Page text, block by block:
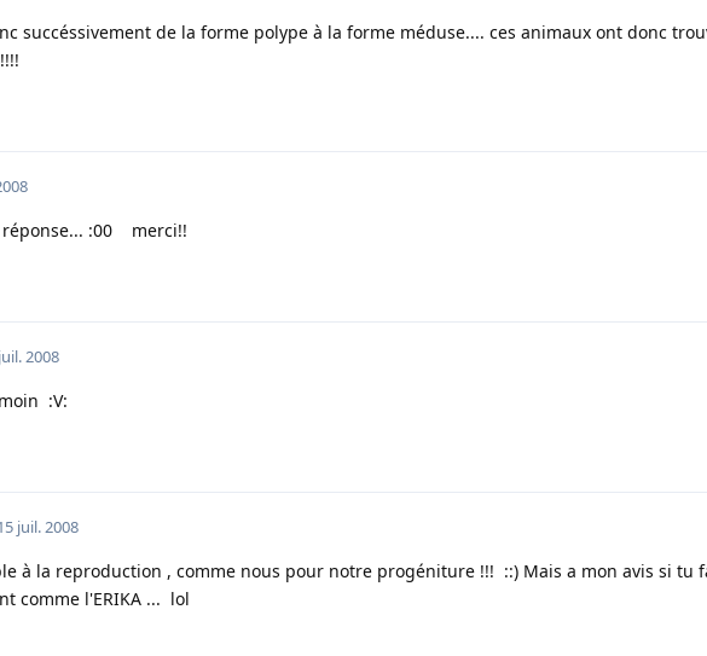
succéssivement de la forme polype à la forme méduse.... ces animaux ont donc
réponse... :00 merci!!
2008
:V:
juil. 2008
à la reproduction , comme nous pour notre progéniture !!! ::) Mais a mon avis si tu
comme l'ERIKA ... lol